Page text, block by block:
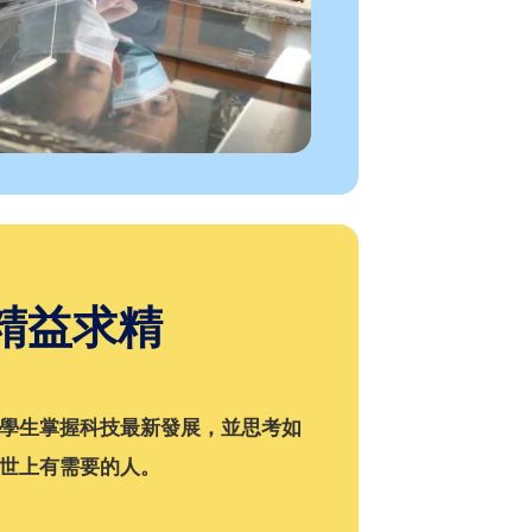
益求精
生掌握科技最新發展，並思考如
上有需要的人。